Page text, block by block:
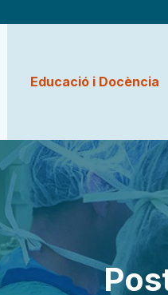
Educació i Docència